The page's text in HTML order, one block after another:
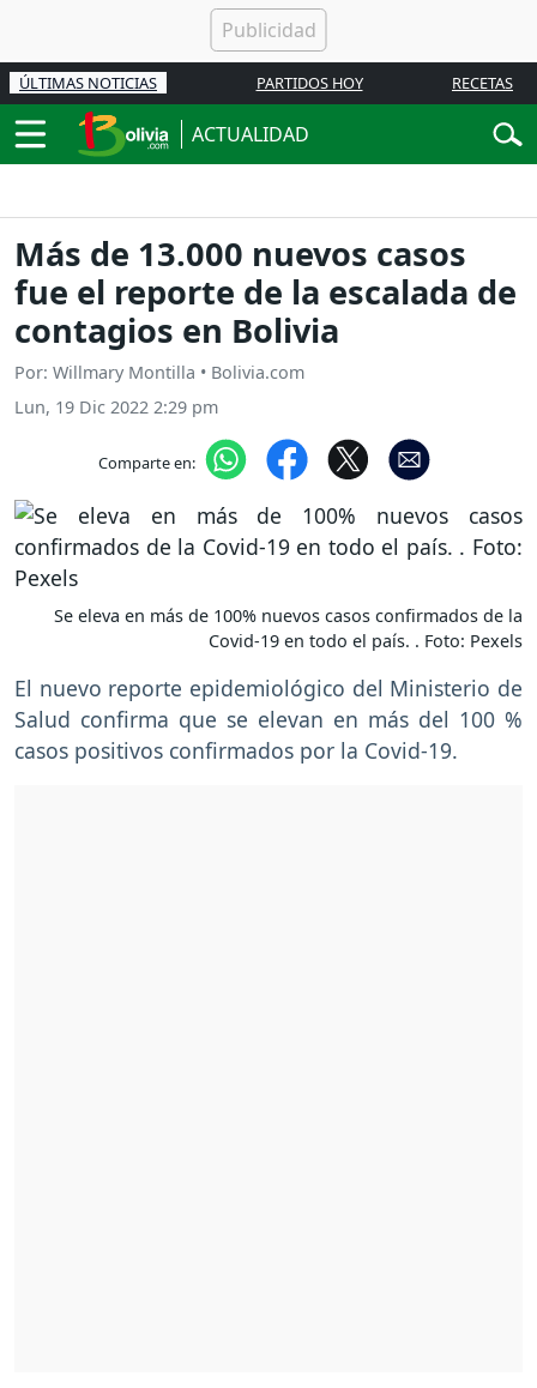
ÚLTIMAS NOTICIAS PARTIDOS HOY RECETAS
ACTUALIDAD
Más de 13.000 nuevos casos
fue el reporte de la escalada de
contagios en Bolivia
Por: Willmary Montilla • Bolivia.com
Lun, 19 Dic 2022 2:29 pm
Comparte en:
Se eleva en más de 100% nuevos casos confirmados de la
Covid-19 en todo el país. . Foto: Pexels
El nuevo reporte epidemiológico del Ministerio de
Salud confirma que se elevan en más del 100 %
casos positivos confirmados por la Covid-19.